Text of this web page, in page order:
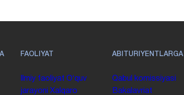
FAOLIYAT
Ilmiy faoliyat Oʻquv
jarayoni Xalqaro
ABITURIYENTLARGA
Qabul komissiyasi
Bakalavriat